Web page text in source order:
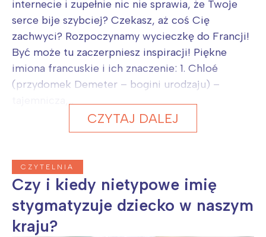
internecie i zupełnie nic nie sprawia, że Twoje
serce bije szybciej? Czekasz, aż coś Cię
zachwyci? Rozpoczynamy wycieczkę do Francji!
Być może tu zaczerpniesz inspiracji! Piękne
imiona francuskie i ich znaczenie: 1. Chloé
(przydomek Demeter – bogini urodzaju) –
CZYTAJ DALEJ
CZYTELNIA
Czy i kiedy nietypowe imię
stygmatyzuje dziecko w naszym
kraju?